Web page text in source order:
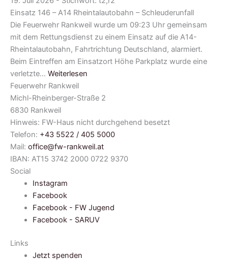
Einsatz 146 – A14 Rheintalautobahn – Schleuderunfall
Die Feuerwehr Rankweil wurde um 09:23 Uhr gemeinsam
mit dem Rettungsdienst zu einem Einsatz auf die A14-
Rheintalautobahn, Fahrtrichtung Deutschland, alarmiert.
Beim Eintreffen am Einsatzort Höhe Parkplatz wurde eine
verletzte… Weiterlesen
Feuerwehr Rankweil
Michl-Rheinberger-Straße 2
6830 Rankweil
Hinweis: FW-Haus nicht durchgehend besetzt
Telefon: +43 5522 / 405 5000
Mail: office@fw-rankweil.at
IBAN: AT15 3742 2000 0722 9370
Social
Instagram
Facebook
Facebook - FW Jugend
Facebook - SARUV
Links
Jetzt spenden